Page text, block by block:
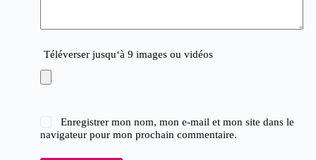
Téléverser jusqu‘à 9 images ou vidéos
Enregistrer mon nom, mon e-mail et mon site dans le
navigateur pour mon prochain commentaire.